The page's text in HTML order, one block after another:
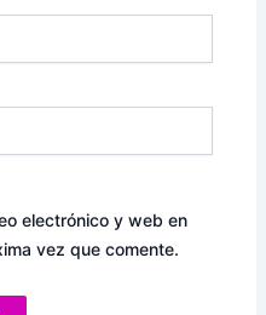
electrónico y web en
vez que comente.